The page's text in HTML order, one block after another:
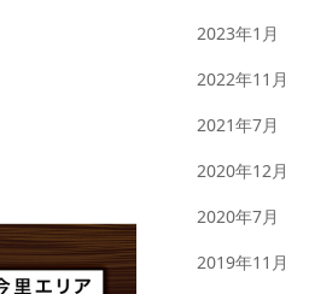
2023年1月
2022年11月
2021年7月
2020年12月
2020年7月
2019年11月